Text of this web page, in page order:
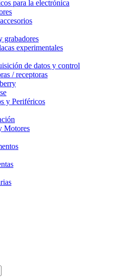
para la electrónica
grabadores
experimentales
de datos y control
/ receptoras
y Periféricos
Motores